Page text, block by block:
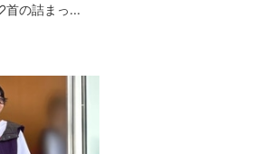
首の詰まっ...